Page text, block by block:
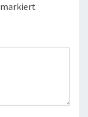
markiert